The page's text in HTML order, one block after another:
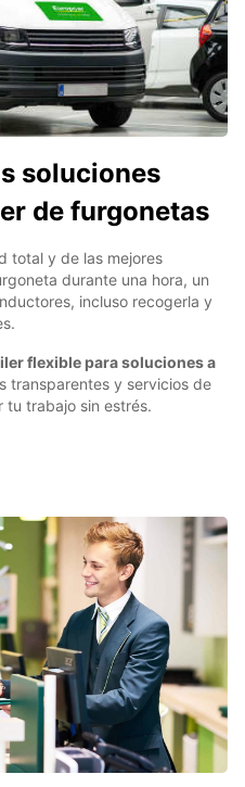
soluciones
de furgonetas
total y de las mejores
durante una hora, un
incluso recogerla y
flexible para soluciones a
transparentes y servicios de
trabajo sin estrés.